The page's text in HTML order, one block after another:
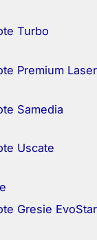
Turbo
Premium Laser
Samedia
Uscate
Gresie